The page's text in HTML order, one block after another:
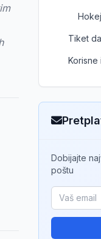
Hokej
Tiket
Korisne
Dobijajte
poštu